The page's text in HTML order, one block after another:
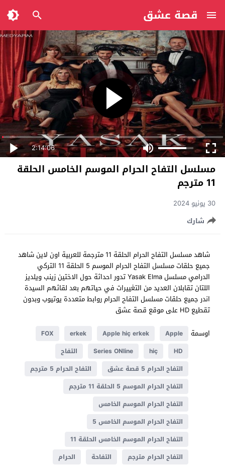
قصة عشق
2:14:06
مسلسل التفاح الحرام الموسم الخامس الحلقة
11 مترجم
30 يونيو 2024
شارك
شاهد مسلسل التفاح الحرام الحلقة 11 مترجمة للعربية اون لاين شاهد
جميع حلقات مسلسل التفاح الحرام الموسم 5 الحلقة 11 التركي
الدرامي مسلسل Yasak Elma تدور احداثة حول الاختين زينب ويلديز
اللتان تقابلان العديد من التغييرات في حياتهم بعد لقائهم السيدة
اندر جميع حلقات مسلسل التفاح الحرام روابط متعددة يوتيوب وبدون
تقطيع HD على موقع قصة عشق
اوسمة
Apple
Apple hiç erkek
erkek
FOX
HD
hiç
Series ONline
التفاح
التفاح الحرام 5 قصة عشق
التفاح الحرام 5 مترجم
التفاح الحرام الموسم 5 الحلقة 11 مترجم
التفاح الحرام الموسم الخامس
التفاح الحرام الموسم الخامس 5
التفاح الحرام الموسم الخامس الحلقة 11
التفاح الحرام مترجم
التفاحة
الحرام